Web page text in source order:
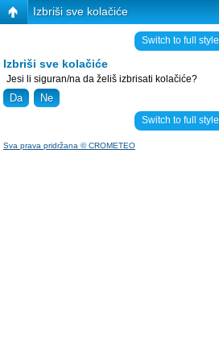
Izbriši sve kolačiće
Switch to full style
Izbriši sve kolačiće
Jesi li siguran/na da želiš izbrisati kolačiće?
Switch to full style
Sva prava pridržana © CROMETEO